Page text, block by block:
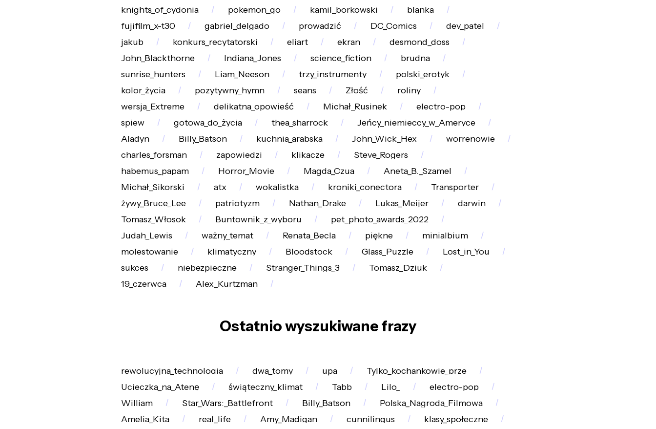
knights_of_cydonia
pokemon_go kamil_borkowski
blanka
fujifilm_x-t30
gabriel_delgado prowadzić DC_Comics
dev_patel
jakub
konkurs_recytatorski eliart ekran
desmond_doss
John_Blackthorne
Indiana_Jones science_fiction
brudna
sunrise_hunters
Liam_Neeson trzy_instrumenty
polski_erotyk
kolor_życia
pozytywny_hymn seans Złość
roliny
wersja_Extreme
delikatna_opowieść Michał_Rusinek
electro-pop
spiew
gotowa_do_życia thea_sharrock
Jeńcy_niemieccy_w_Ameryce
Aladyn
Billy_Batson kuchnia_arabska John_Wick_Hex
worrenowie
charles_forsman
zapowiedzi klikacze
Steve_Rogers
habemus_papam
Horror_Movie Magda_Czua
Aneta_B._Szamel
Michał_Sikorski
atx wokalistka kroniki_conectora
Transporter
żywy_Bruce_Lee
patriotyzm Nathan_Drake Lukas_Meijer
darwin
Tomasz_Włosok
Buntownik_z_wyboru
pet_photo_awards_2022
Judah_Lewis
ważny_temat Renata_Becla piękne
minialbium
molestowanie
klimatyczny Bloodstock Glass_Puzzle
Lost_in_You
sukces
niebezpieczne Stranger_Things_3
Tomasz_Dziuk
19_czerwca
Alex_Kurtzman
Ostatnio wyszukiwane frazy
rewolucyjna_technologia dwa_tomy upa
Tylko_kochankowie_prze
Ucieczka_na_Atenę
świąteczny_klimat Tabb Lilo_
electro-pop
William
Star_Wars:_Battlefront Billy_Batson
Polska_Nagroda_Filmowa
Amelia_Kita
real_life Amy_Madigan cunnilingus
klasy_społeczne